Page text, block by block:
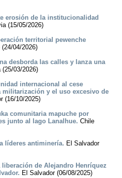
erosión de la institucionalidad
(15/05/2026)
territorial pewenche
(24/04/2026)
desborda las calles y lanza una
(25/03/2026)
internacional al cese
y el uso excesivo de
(16/10/2025)
comunitaria mapuche por
junto al lago Lanalhue. Chile
líderes antiminería. El Salvador
de Alejandro Henríquez
El Salvador (06/08/2025)